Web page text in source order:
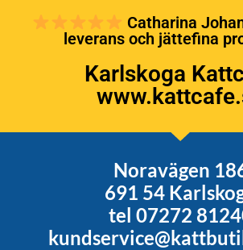
Catharina
leverans och jättefina
Karlskoga
Noravägen
691 54
tel 07272